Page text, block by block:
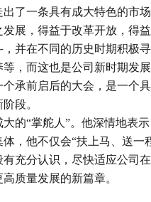
了一条具有成大特色的市
展，得益于改革开放，得
并在不同的历史时期积极
，而这也是公司新时期发展
承前启后的大会，是一个
段。
的“掌舵人”。他深情地表
，他不仅会“扶上马、送
充分认识，尽快适应公司
质量发展的新篇章。